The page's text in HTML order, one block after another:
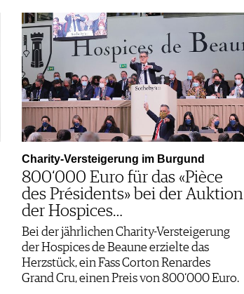
Charity-Versteigerung im Burgund
800‘000 Euro für das «Pièce
des Présidents» bei der Auktion
der Hospices…
Bei der jährlichen Charity-Versteigerung
der Hospices de Beaune erzielte das
Herzstück, ein Fass Corton Renardes
Grand Cru, einen Preis von 800‘000 Euro.